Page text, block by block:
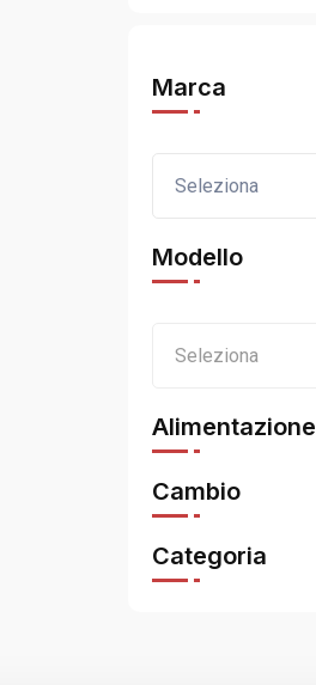
Marca
Seleziona
Modello
Seleziona
Alimentazione
Cambio
Categoria